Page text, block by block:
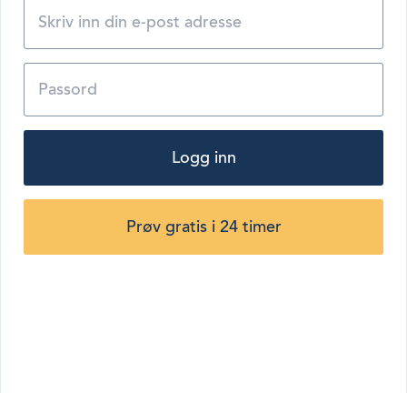
Logg inn
Prøv gratis i 24 timer